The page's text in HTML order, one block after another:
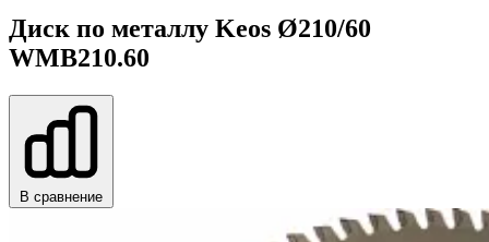
Диск по металлу Keos Ø210/60
WMB210.60
В сравнение